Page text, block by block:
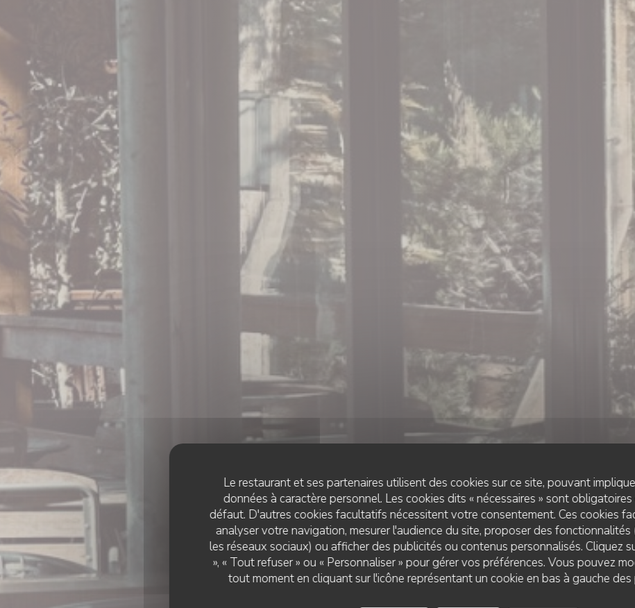
Le restaurant et ses partenaires utilisent des cookies sur ce site, pouvant
données à caractère personnel. Les cookies dits « nécessaires » sont
défaut. D'autres cookies facultatifs nécessitent votre consentement. Ces cookies
analyser votre navigation, mesurer l'audience du site, proposer des fonctionnalités
les réseaux sociaux) ou afficher des publicités ou contenus personnalisés. Cliquez
», « Tout refuser » ou « Personnaliser » pour gérer vos préférences. Vous pouvez
tout moment en cliquant sur l'icône représentant un cookie en bas à gauche des
BRASSERIE• SAINT BERNARD
Chez Bibet